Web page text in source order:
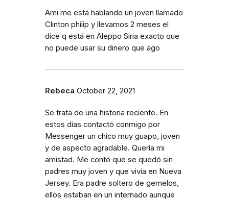
Ami me está hablando un joven llamado
Clinton philip y llevamos 2 meses el
dice q está en Aleppo Siria exacto que
no puede usar su dinero que ago
Rebeca October 22, 2021
Se trata de una historia reciente. En
estos días contactó conmigo por
Messenger un chico muy guapo, joven
y de aspecto agradable. Quería mi
amistad. Me contó que se quedó sin
padres muy joven y que vivía en Nueva
Jersey. Era padre soltero de gemelos,
ellos estaban en un internado aunque